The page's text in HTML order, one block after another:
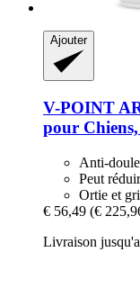
Ajouter
V-POINT
pour
Anti-
Peut
Ortie et
€ 56,49 (€
Livraison